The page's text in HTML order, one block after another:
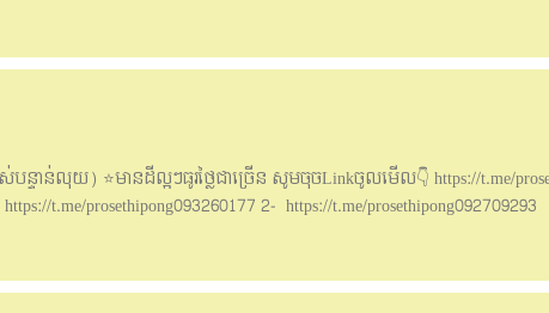
ន្ទាន់លុយ) ⭐️មានដីល្អៗធូរថ្លៃជាច្រើន សូមចុចLinkចូលមើល👇 https://t.me/
t.me/prosethipong093260177 2- https://t.me/prosethipong092709293